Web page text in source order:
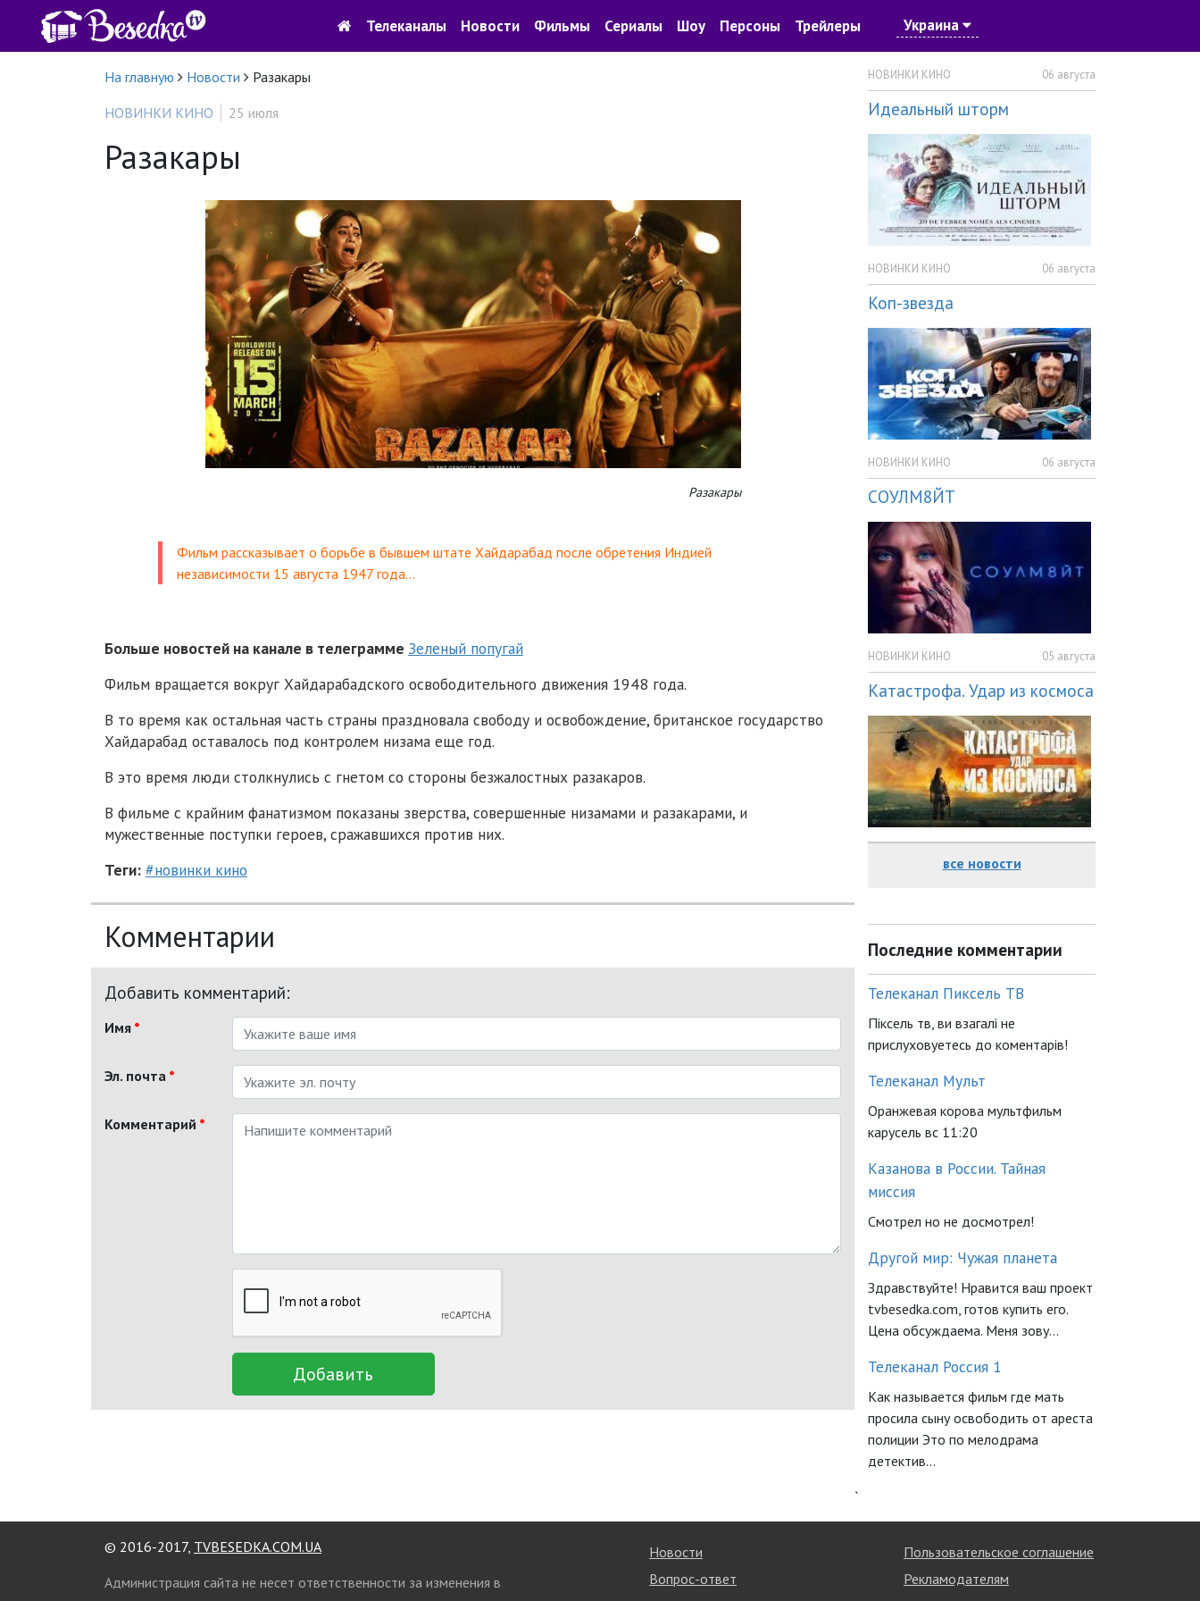
Телеканалы Новости Фильмы Сериалы Шоу Персоны Трейлеры Украина
На главную Новости
Разакары
НОВИНКИ КИНО
25 июля
Разакары
Разакары
Фильм рассказывает о борьбе в бывшем штате Хайдарабад после обретения Индией
независимости 15 августа 1947 года…
Больше новостей на канале в телеграмме Зеленый попугай
Фильм вращается вокруг Хайдарабадского освободительного движения 1948 года.
В то время как остальная часть страны праздновала свободу и освобождение, британское государство
Хайдарабад оставалось под контролем низама еще год.
В это время люди столкнулись с гнетом со стороны безжалостных разакаров.
В фильме с крайним фанатизмом показаны зверства, совершенные низамами и разакарами, и
мужественные поступки героев, сражавшихся против них.
Теги: #новинки кино
Комментарии
Добавить комментарий:
Имя *
Эл. почта *
Комментарий *
Добавить
НОВИНКИ КИНО 06 августа
Идеальный шторм
НОВИНКИ КИНО 06 августа
Коп-звезда
НОВИНКИ КИНО 06 августа
СОУЛМ8ЙТ
НОВИНКИ КИНО 05 августа
Катастрофа. Удар из космоса
все новости
Последние комментарии
Телеканал Пиксель ТВ
Піксель тв, ви взагалі не
прислуховуетесь до коментарів!
Телеканал Мульт
Оранжевая корова мультфильм
карусель вс 11:20
Казанова в России. Тайная
миссия
Смотрел но не досмотрел!
Другой мир: Чужая планета
Здравствуйте! Нравится ваш проект
tvbesedka.com, готов купить его.
Цена обсуждаема. Меня зову...
Телеканал Россия 1
Как называется фильм где мать
просила сыну освободить от ареста
полиции Это по мелодрама
детектив...
`
© 2016-2017, TVBESEDKA.COM.UA
Администрация сайта не несет ответственности за изменения в
Новости
Вопрос-ответ
Пользовательское соглашение
Рекламодателям